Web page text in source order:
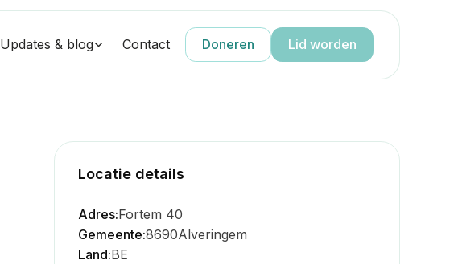
Updates & blog Contact Doneren Lid worden
Locatie details
Adres:Fortem 40
Gemeente:8690Alveringem
Land:BE